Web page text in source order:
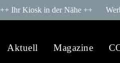
++ Ihr Kiosk in der Nähe ++
Aktuell Magazine